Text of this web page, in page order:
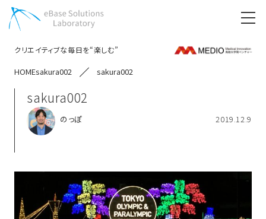
クリエイティブな毎日を“楽しむ”
HOMEsakura002 sakura002
sakura002
のっぽ 2019.12.9